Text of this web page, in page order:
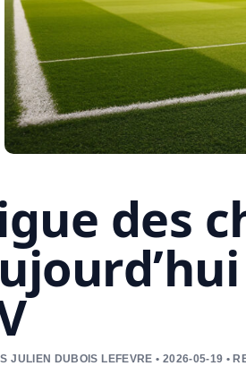
des
JULIEN DUBOIS LEFEVRE • 2026-05-19 •